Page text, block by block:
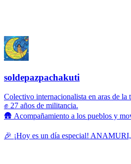
soldepazpachakuti
Colectivo internacionalista en aras de la
✊ 27 años de militancia.
🛖 Acompañamiento a los pueblos y
🎉 ¡Hoy es un día especial!